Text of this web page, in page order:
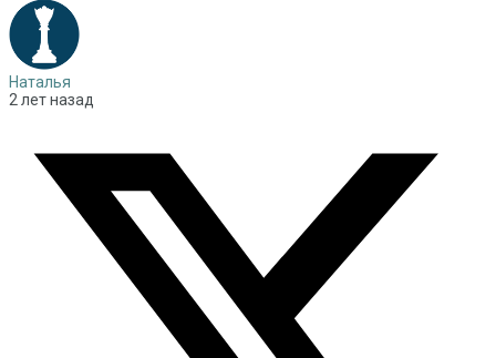
Наталья
2 лет назад